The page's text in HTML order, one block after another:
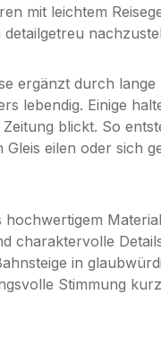
mit leichtem
ergänzt durch
lebendig. Einige
blickt. So
eilen oder sich
hochwertigem
charaktervolle
in
Stimmung